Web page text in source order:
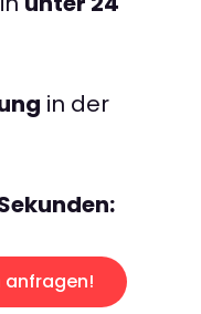
in der
anfragen!